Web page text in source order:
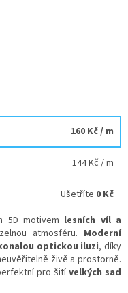
160 Kč/ m
144 Kč / m
Ušetříte 0 Kč
5D motivem lesních víl a
atmosféru. Moderní
optickou iluzi, díky
živě a prostorně.
pro šitívelkých sad